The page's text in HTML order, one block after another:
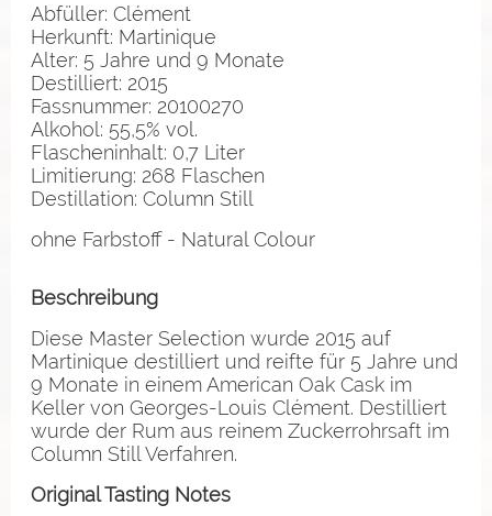
Abfüller: Clément
Herkunft: Martinique
Alter: 5 Jahre und 9 Monate
Destilliert: 2015
Fassnummer: 20100270
Alkohol: 55,5% vol.
Flascheninhalt: 0,7 Liter
Limitierung: 268 Flaschen
Destillation: Column Still
ohne Farbstoff - Natural Colour
Beschreibung
Diese Master Selection wurde 2015 auf
Martinique destilliert und reifte für 5 Jahre und
9 Monate in einem American Oak Cask im
Keller von Georges-Louis Clément. Destilliert
wurde der Rum aus reinem Zuckerrohrsaft im
Column Still Verfahren.
Original Tasting Notes